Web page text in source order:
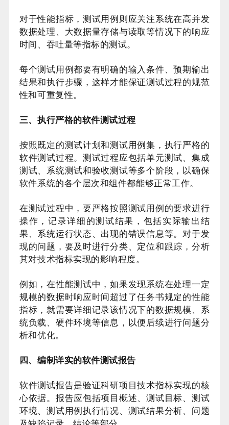
对于性能指标，测试用例则应关注系统在高并发
数据处理、大数据量存储与读取等情况下的响应
时间、吞吐量等指标的测试。
每个测试用例都要有明确的输入条件、预期输出
结果和执行步骤，这样才能保证测试过程的规范
性和可重复性。
三、执行严格的软件测试过程
按照既定的测试计划和测试用例集，执行严格的
软件测试过程。测试过程应包括单元测试、集成
测试、系统测试和验收测试等多个阶段，以确保
软件系统的各个层次和组件都能够正常工作。
在测试过程中，要严格按照测试用例的要求进行
操作，记录详细的测试结果，包括实际输出结
果、系统运行状态、出现的错误信息等。对于发
现的问题，要及时进行分类、定位和跟踪，分析
其对技术指标实现的影响程度。
例如，在性能测试中，如果发现系统在处理一定
规模的数据时响应时间超过了任务书规定的性能
指标，就需要详细记录该情况下的数据规模、系
统负载、硬件环境等信息，以便后续进行问题分
析和优化。
四、编制详实的软件测试报告
软件测试报告是验证科研项目技术指标实现的核
心依据。报告应包括项目概述、测试目标、测试
环境、测试用例执行情况、测试结果分析、问题